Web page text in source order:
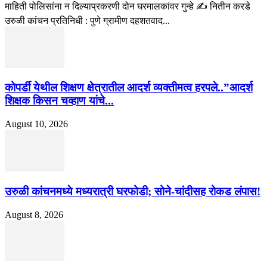
माहिती पोलिसांना न दिल्याप्रकरणी दोन घरमालकांवर गुन्हे ✍️ नितीन करडे
उरुळी कांचन प्रतिनिधी : पुणे ग्रामीण दहशतवाद...
कोपर्डी येथील शिक्षण क्षेत्रातील आदर्श व्यक्तीमत्व हरपले..”आदर्श
शिक्षक किसन चव्हाण यांचे...
August 10, 2026
उरुळी कांचनमध्ये मध्यरात्री घरफोडी; सोने-चांदीसह रोकड लंपास!
August 8, 2026